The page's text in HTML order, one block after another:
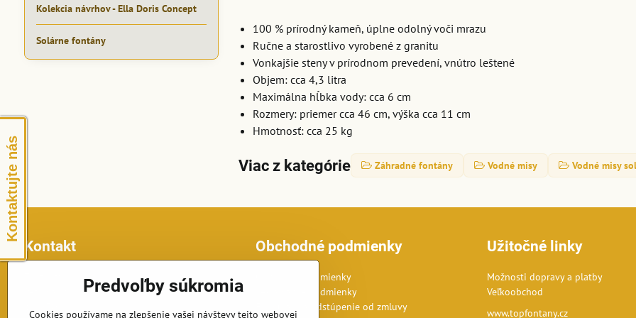
100 % prírodný kameň, úplne odolný voči mrazu
Ručne a starostlivo vyrobené z granitu
Vonkajšie steny v prírodnom prevedení, vnútro leštené
Objem: cca 4,3 litra
Maximálna hĺbka vody: cca 6 cm
Rozmery: priemer cca 46 cm, výška cca 11 cm
Hmotnosť: cca 25 kg
Viac z kategórie Záhradné fontány Vodné misy Vodné misy
Kolekcia návrhov - Ella Doris Concept
Solárne fontány
Kontakt Obchodné podmienky
Obchodné podmienky
Reklamačné podmienky
Formulár na odstúpenie od zmluvy
Užitočné linky
Možnosti dopravy a platby
Veľkoobchod
www.topfontany.cz
Kontaktujte nás
Predvoľby súkromia
Cookies používame na zlepšenie vašej návštevy tejto webovej